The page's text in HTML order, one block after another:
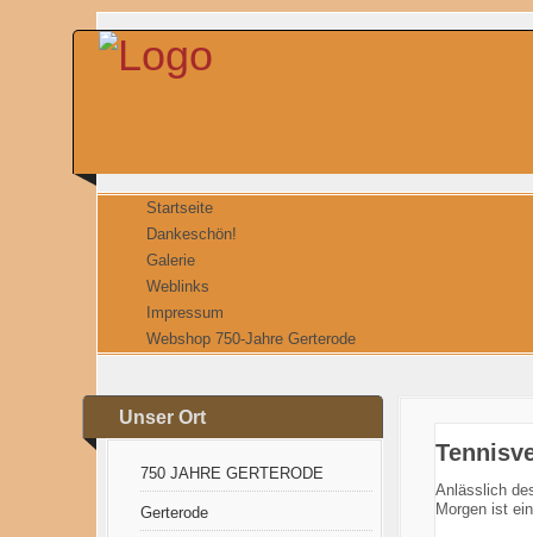
Startseite
Dankeschön!
Galerie
Weblinks
Impressum
Webshop 750-Jahre Gerterode
Unser Ort
750 JAHRE GERTERODE
Gerterode
Anlässlich
Morgen ist